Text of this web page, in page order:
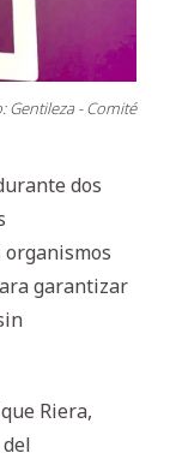
Gentileza - Comité
dos
organismos
garantizar
Riera,